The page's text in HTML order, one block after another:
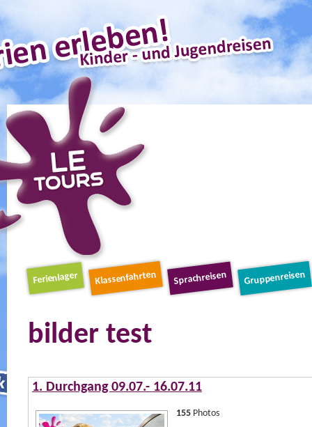
Schnellnavigation
Navigation
Ferienlager Klassenfahrten Sprachreisen Gruppenreisen
bilder test
1. Durchgang 09.07.- 16.07.11
155 Photos